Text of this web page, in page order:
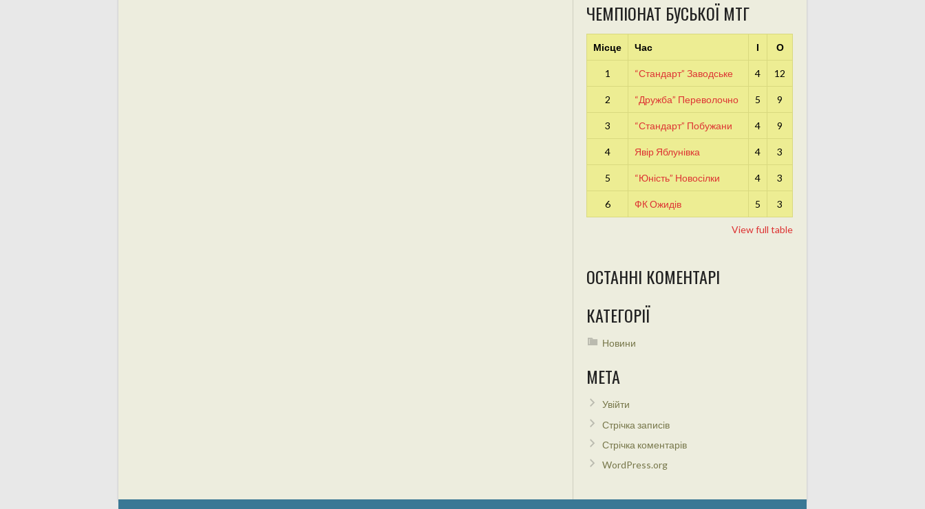
ЧЕМПІОНАТ БУСЬКОЇ МТГ
Місце Час І О
1 “Стандарт” Заводське 4 12
2 “Дружба” Переволочно 5 9
3 “Стандарт” Побужани 4 9
4 Явір Яблунівка 4 3
5 “Юність” Новосілки 4 3
6 ФК Ожидів 5 3
View full table
ОСТАННІ КОМЕНТАРІ
КАТЕГОРІЇ
Новини
МЕТА
Увійти
Стрічка записів
Стрічка коментарів
WordPress.org